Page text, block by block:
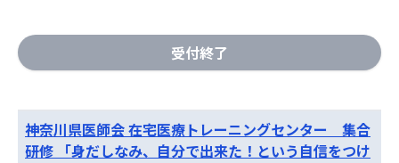
受付終了
神奈川県医師会 在宅医療トレーニングセンター 集合
研修 「身だしなみ、自分で出来た！という自信をつけ